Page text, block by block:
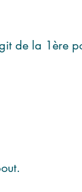
de la 1ère